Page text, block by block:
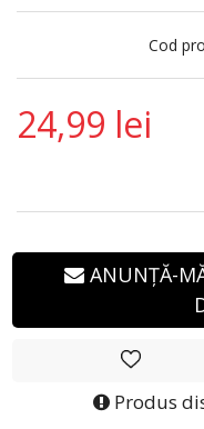
Cod
24,99 lei
ANUNȚĂ-
Produs